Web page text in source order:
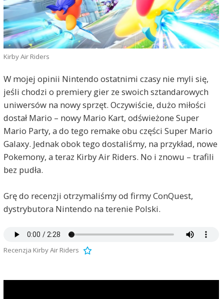
Kirby Air Riders
W mojej opinii Nintendo ostatnimi czasy nie myli się,
jeśli chodzi o premiery gier ze swoich sztandarowych
uniwersów na nowy sprzęt. Oczywiście, dużo miłości
dostał Mario – nowy Mario Kart, odświeżone Super
Mario Party, a do tego remake obu części Super Mario
Galaxy. Jednak obok tego dostaliśmy, na przykład, nowe
Pokemony, a teraz Kirby Air Riders. No i znowu – trafili
bez pudła.
Grę do recenzji otrzymaliśmy od firmy ConQuest,
dystrybutora Nintendo na terenie Polski.
Recenzja Kirby Air Riders